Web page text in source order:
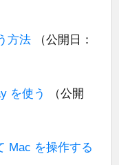
方法 （公開日：
を使う
（公開
Mac を操作する